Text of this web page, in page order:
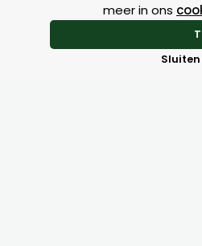
meer in ons
Sluiten